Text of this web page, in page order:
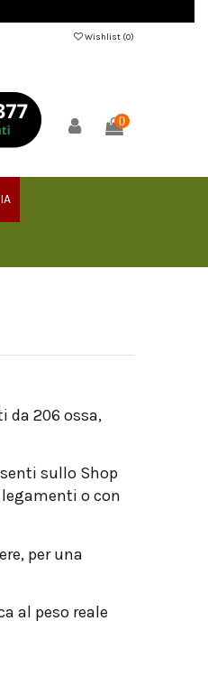
Wishlist (0)
0
da 206 ossa,
sullo Shop
o con
per una
al peso reale